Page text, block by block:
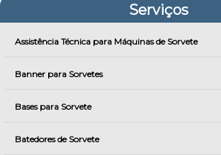
Serviços
Assistência Técnica para Máquinas de Sorvete
Banner para Sorvetes
Bases para Sorvete
Batedores de Sorvete